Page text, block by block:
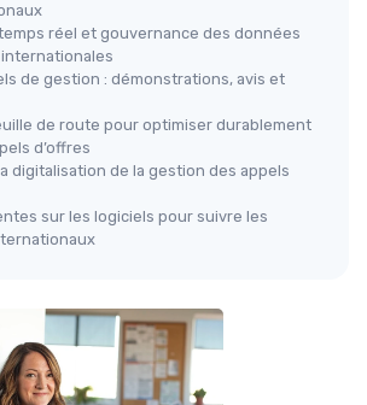
réel et gouvernance des données
de gestion : démonstrations, avis et
de route pour optimiser durablement
d’offres
digitalisation de la gestion des appels
sur les logiciels pour suivre les